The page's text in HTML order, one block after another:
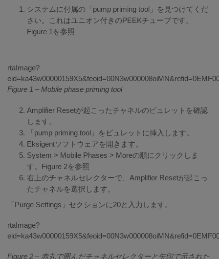
システムに付属の「pump priming tool」を見つけてくだ
さい。これはユニオン付きのPEEKチューブです。
Figure 1を参照
Figure 1 – Mobile phase priming tool
Amplifier Resetが起こったチャネルのビュレットを確認
します。
「pump priming tool」をビュレットに挿入します。
Eksigentソフトウェアを開きます。
System > Mobile Phases > Moreの順にクリックしま
す。Figure 2を参照
右上のチャネルセレクターで、Amplifier Resetが起こっ
たチャネルを選択します。
「Purge Settings」セクションに20と入力します。
Figure 2 – 赤丸で囲んだチャネルセレクターと矢印で示された